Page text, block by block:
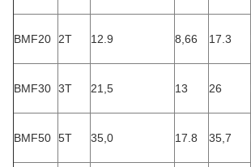
Paramètres de la machine à glace en flocons
(kg)
(kw)
(kW)
Courant
(A)
BMF03 300kg 2.1 1.9 4.3